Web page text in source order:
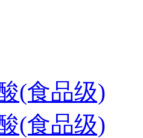
(食品级)
(食品级)